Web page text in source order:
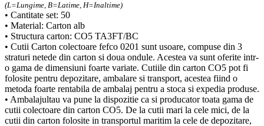
(L=Lungime, B=Latime, H=Inaltime)
• Cantitate set: 50
• Material: Carton alb
• Structura carton: CO5 TA3FT/BC
• Cutii Carton colectoare fefco 0201 sunt usoare, compuse din 3
straturi netede din carton si doua ondule. Acestea va sunt oferite intr-
o gama de dimensiuni foarte variate. Cutiile din carton CO5 pot fi
folosite pentru depozitare, ambalare si transport, acestea fiind o
metoda foarte rentabila de ambalaj pentru a stoca si expedia produse.
• Ambalajultau va pune la dispozitie ca si producator toata gama de
cutii colectoare din carton CO5. De la cutii mari la cele mici, de la
cutii din carton folosite in transportul maritim la cele de depozitare,